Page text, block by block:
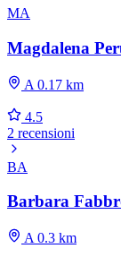
MA
Magdalena
A 0.17 km
4.5
2 recensioni
BA
Barbara
A 0.3 km